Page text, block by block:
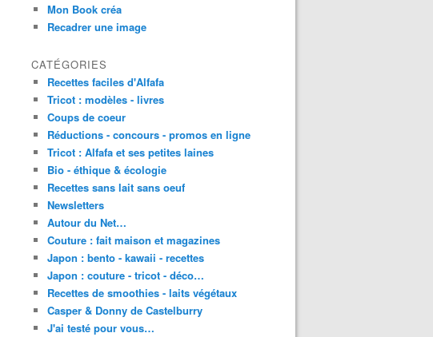
Mon Book créa
Recadrer une image
CATÉGORIES
Recettes faciles d'Alfafa
Tricot : modèles - livres
Coups de coeur
Réductions - concours - promos en ligne
Tricot : Alfafa et ses petites laines
Bio - éthique & écologie
Recettes sans lait sans oeuf
Newsletters
Autour du Net…
Couture : fait maison et magazines
Japon : bento - kawaii - recettes
Japon : couture - tricot - déco…
Recettes de smoothies - laits végétaux
Casper & Donny de Castelburry
J'ai testé pour vous…